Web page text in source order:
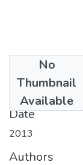
No
Thumbnail
Available
108.04.24.pdf
Date
2013
Authors